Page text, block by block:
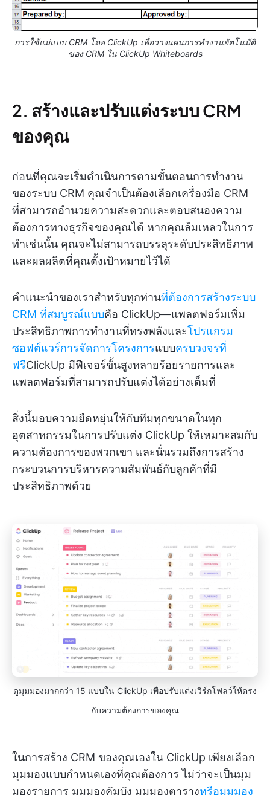
การใช้แม่แบบ CRM โดย ClickUp เพื่อวางแผนการทำงานอัตโนมัติ
ของ CRM ใน ClickUp Whiteboards
2. สร้างและปรับแต่งระบบ CRM
ของคุณ
ก่อนที่คุณจะเริ่มดำเนินการตามขั้นตอนการทำงาน
ของระบบ CRM คุณจำเป็นต้องเลือกเครื่องมือ CRM
ที่สามารถอำนวยความสะดวกและตอบสนองความ
ต้องการทางธุรกิจของคุณได้ หากคุณล้มเหลวในการ
ทำเช่นนั้น คุณจะไม่สามารถบรรลุระดับประสิทธิภาพ
และผลผลิตที่คุณตั้งเป้าหมายไว้ได้
คำแนะนำของเราสำหรับทุกท่านที่ต้องการสร้างระบบ
CRM ที่สมบูรณ์แบบคือ ClickUp—แพลตฟอร์มเพิ่ม
ประสิทธิภาพการทำงานที่ทรงพลังและโปรแกรม
ซอฟต์แวร์การจัดการโครงการแบบครบวงจรที่
ฟรีClickUp มีฟีเจอร์ขั้นสูงหลายร้อยรายการและ
แพลตฟอร์มที่สามารถปรับแต่งได้อย่างเต็มที่
สิ่งนี้มอบความยืดหยุ่นให้กับทีมทุกขนาดในทุก
อุตสาหกรรมในการปรับแต่ง ClickUp ให้เหมาะสมกับ
ความต้องการของพวกเขา และนั่นรวมถึงการสร้าง
กระบวนการบริหารความสัมพันธ์กับลูกค้าที่มี
ประสิทธิภาพด้วย
ดูมุมมองมากกว่า 15 แบบใน ClickUp เพื่อปรับแต่งเวิร์กโฟลว์ให้ตรง
กับความต้องการของคุณ
ในการสร้าง CRM ของคุณเองใน ClickUp เพียงเลือก
มุมมองแบบกำหนดเองที่คุณต้องการ ไม่ว่าจะเป็นมุม
มองรายการ มุมมองคัมบัง มุมมองตารางหรือมุมมอง